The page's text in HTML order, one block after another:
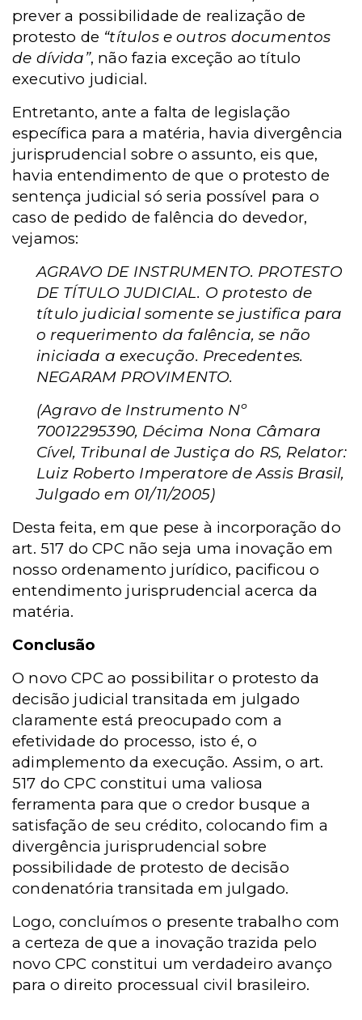
prever a possibilidade de realização de
protesto de “títulos e outros documentos
de dívida”, não fazia exceção ao título
executivo judicial.
Entretanto, ante a falta de legislação
específica para a matéria, havia divergência
jurisprudencial sobre o assunto, eis que,
havia entendimento de que o protesto de
sentença judicial só seria possível para o
caso de pedido de falência do devedor,
vejamos:
AGRAVO DE INSTRUMENTO. PROTESTO
DE TÍTULO JUDICIAL. O protesto de
título judicial somente se justifica para
o requerimento da falência, se não
iniciada a execução. Precedentes.
NEGARAM PROVIMENTO.
(Agravo de Instrumento Nº
70012295390, Décima Nona Câmara
Cível, Tribunal de Justiça do RS, Relator:
Luiz Roberto Imperatore de Assis Brasil,
Julgado em 01/11/2005)
Desta feita, em que pese à incorporação do
art. 517 do CPC não seja uma inovação em
nosso ordenamento jurídico, pacificou o
entendimento jurisprudencial acerca da
matéria.
Conclusão
O novo CPC ao possibilitar o protesto da
decisão judicial transitada em julgado
claramente está preocupado com a
efetividade do processo, isto é, o
adimplemento da execução. Assim, o art.
517 do CPC constitui uma valiosa
ferramenta para que o credor busque a
satisfação de seu crédito, colocando fim a
divergência jurisprudencial sobre
possibilidade de protesto de decisão
condenatória transitada em julgado.
Logo, concluímos o presente trabalho com
a certeza de que a inovação trazida pelo
novo CPC constitui um verdadeiro avanço
para o direito processual civil brasileiro.